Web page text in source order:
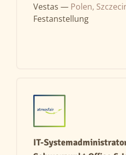
Vestas — Polen,
Festanstellung
IT-